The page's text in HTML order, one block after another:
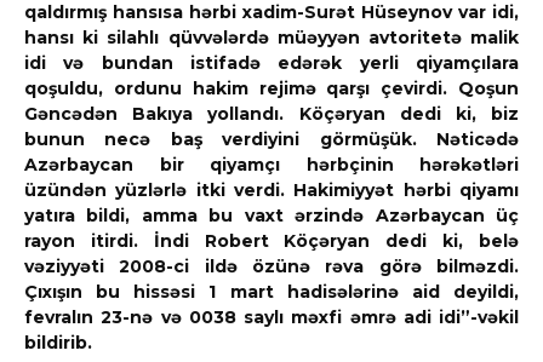
qaldırmış hansısa hərbi xadim-Surət Hüseynov var idi,
hansı ki silahlı qüvvələrdə müəyyən avtoritetə malik
idi və bundan istifadə edərək yerli qiyamçılara
qoşuldu, ordunu hakim rejimə qarşı çevirdi. Qoşun
Gəncədən Bakıya yollandı. Köçəryan dedi ki, biz
bunun necə baş verdiyini görmüşük. Nəticədə
Azərbaycan bir qiyamçı hərbçinin hərəkətləri
üzündən yüzlərlə itki verdi. Hakimiyyət hərbi qiyamı
yatıra bildi, amma bu vaxt ərzində Azərbaycan üç
rayon itirdi. İndi Robert Köçəryan dedi ki, belə
vəziyyəti 2008-ci ildə özünə rəva görə bilməzdi.
Çıxışın bu hissəsi 1 mart hadisələrinə aid deyildi,
fevralın 23-nə və 0038 saylı məxfi əmrə adi idi”-vəkil
bildirib.